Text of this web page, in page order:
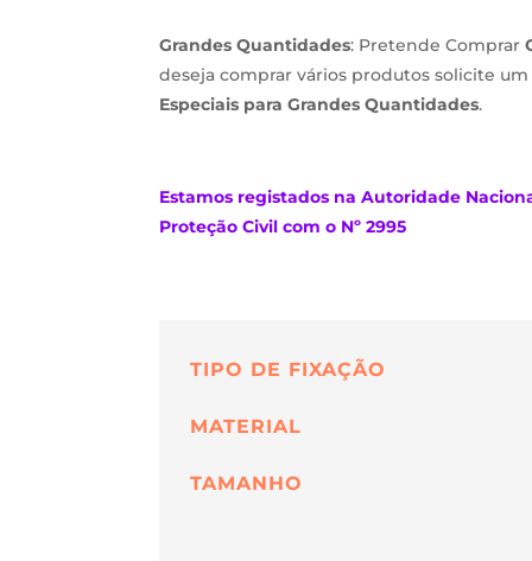
Grandes Quantidades: Pretende Comprar
deseja comprar vários produtos solicite
Especiais para Grandes Quantidades.
Estamos registados na Autoridade
Proteção Civil com o Nº 2995
TIPO DE FIXAÇÃO
MATERIAL
TAMANHO